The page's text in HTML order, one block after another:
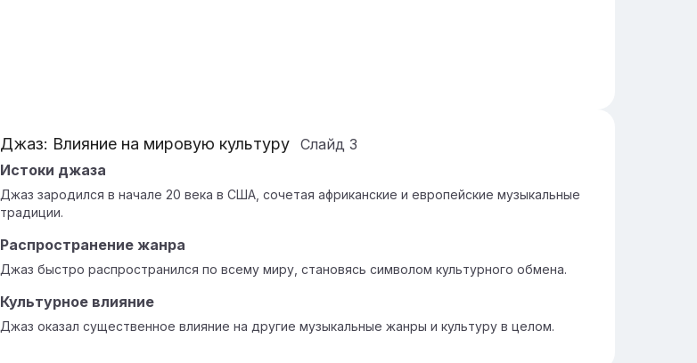
Джаз: Влияние на мировую культуру Слайд 3
Истоки джаза
Джаз зародился в начале 20 века в США, сочетая африканские и европейские музыкальные
традиции.
Распространение жанра
Джаз быстро распространился по всему миру, становясь символом культурного обмена.
Культурное влияние
Джаз оказал существенное влияние на другие музыкальные жанры и культуру в целом.